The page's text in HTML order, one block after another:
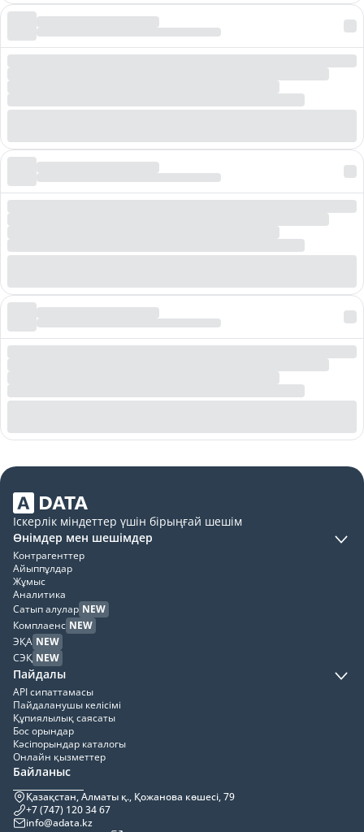
Іскерлік міндеттер үшін бірыңғай шешім
Өнімдер мен шешімдер
Контрагенттер
Айыппұлдар
Жұмыс
Аналитика
Сатып алулар NEW
Комплаенс NEW
ЭҚА NEW
СЭҚ NEW
Пайдалы
API сипаттамасы
Пайдаланушы келісімі
Құпиялылық саясаты
Бос орындар
Кәсіпорындар каталогы
Онлайн қызметтер
Байланыс
Қазақстан, Алматы қ., Қожанова көшесі, 79
+7 (747) 120 34 67
info@adata.kz